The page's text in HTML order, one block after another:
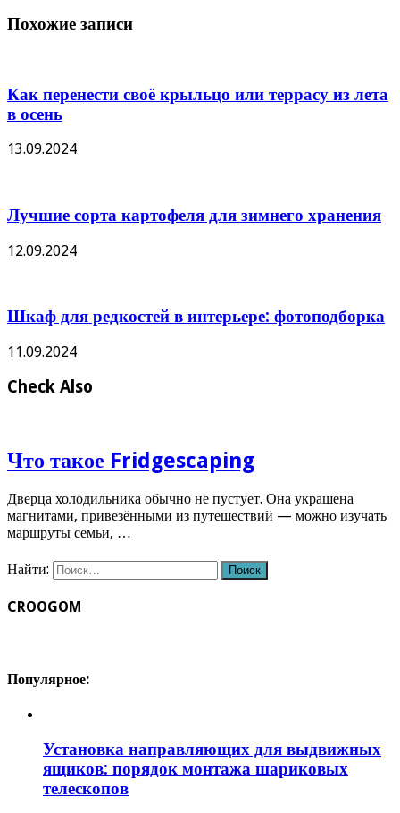
Похожие записи
Как перенести своё крыльцо или террасу из лета
в осень
13.09.2024
Лучшие сорта картофеля для зимнего хранения
12.09.2024
Шкаф для редкостей в интерьере: фотоподборка
11.09.2024
Check Also
Что такое Fridgescaping
Дверца холодильника обычно не пустует. Она украшена
магнитами, привезёнными из путешествий — можно изучать
маршруты семьи, …
Найти:
CROOGOM
Популярное:
Установка направляющих для выдвижных
ящиков: порядок монтажа шариковых
телескопов